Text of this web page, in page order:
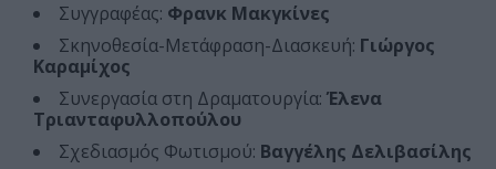
Συγγραφέας: Φρανκ Μακγκίνες
Σκηνοθεσία-Μετάφραση-Διασκευή: Γιώργος
Καραμίχος
Συνεργασία στη Δραματουργία: Έλενα
Τριανταφυλλοπούλου
Σχεδιασμός Φωτισμού: Βαγγέλης Δελιβασίλης